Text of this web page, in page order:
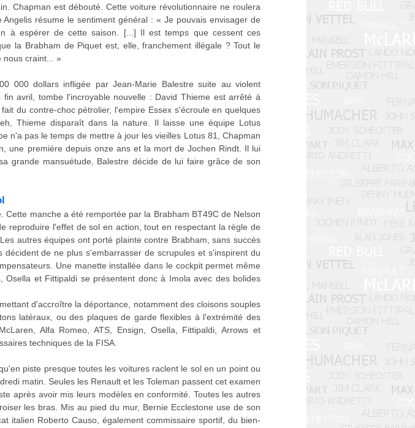
Chapman est débouté. Cette voiture révolutionnaire ne roulera
résume le sentiment général : « Je pouvais envisager de
à espérer de cette saison. [...] Il est temps que cessent ces
la Brabham de Piquet est, elle, franchement illégale ? Tout le
nous craint... »
000 dollars infligée par Jean-Marie Balestre suite au violent
avril, tombe l'incroyable nouvelle : David Thieme est arrêté à
du contre-choc pétrolier, l'empire Essex s'écroule en quelques
Thieme disparaît dans la nature. Il laisse une équipe Lotus
n'a pas le temps de mettre à jour les vieilles Lotus 81, Chapman
une première depuis onze ans et la mort de Jochen Rindt. Il lui
grande mansuétude, Balestre décide de lui faire grâce de son
manche a été remportée par la Brabham BT49C de Nelson
reproduire l'effet de sol en action, tout en respectant la règle de
autres équipes ont porté plainte contre Brabham, sans succès
de ne plus s'embarrasser de scrupules et s'inspirent du
Une manette installée dans le cockpit permet même
Osella et Fittipaldi se présentent donc à Imola avec des bolides
d'accroître la déportance, notamment des cloisons souples
latéraux, ou des plaques de garde flexibles à l'extrémité des
Alfa Romeo, ATS, Ensign, Osella, Fittipaldi, Arrows et
techniques de la FISA.
piste presque toutes les voitures raclent le sol en un point ou
matin. Seules les Renault et les Toleman passent cet examen
après avoir mis leurs modèles en conformité. Toutes les autres
les bras. Mis au pied du mur, Bernie Ecclestone use de son
italien Roberto Causo, également commissaire sportif, du bien-